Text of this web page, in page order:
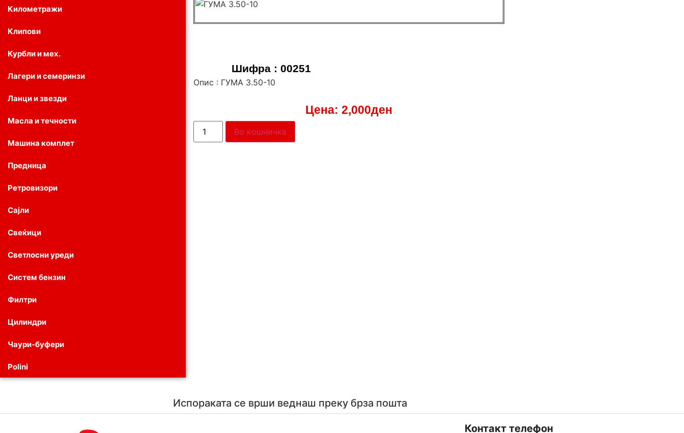
Километражи
Клипови
Курбли и мех.
Лагери и семеринзи
Ланци и звезди
Масла и течности
Машина комплет
Предница
Ретровизори
Сајли
Свеќици
Светлосни уреди
Систем бензин
Филтри
Цилиндри
Чаури-буфери
Polini
Шифра : 00251
Опис : ГУМА 3.50-10
Цена: 2,000ден
Во кошничка
Испораката се врши веднаш преку брза пошта
Контакт телефон